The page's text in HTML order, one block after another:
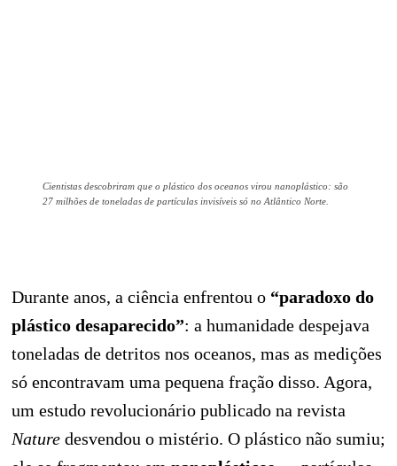
Cientistas descobriram que o plástico dos oceanos virou nanoplástico: são
27 milhões de toneladas de partículas invisíveis só no Atlântico Norte.
Durante anos, a ciência enfrentou o “paradoxo do
plástico desaparecido”: a humanidade despejava
toneladas de detritos nos oceanos, mas as medições
só encontravam uma pequena fração disso. Agora,
um estudo revolucionário publicado na revista
Nature desvendou o mistério. O plástico não sumiu;